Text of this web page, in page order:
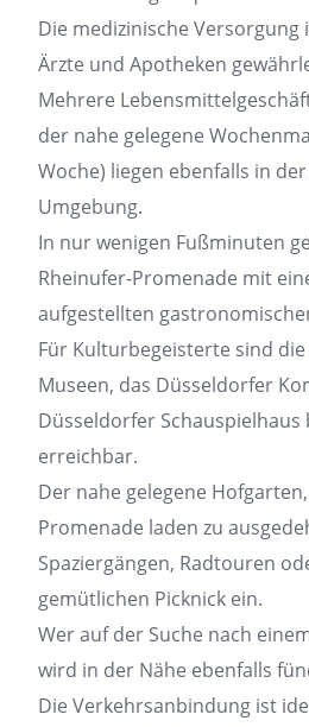
Die medizinische Versorgung
Ärzte und Apotheken
Mehrere
der nahe gelegene
Woche) liegen ebenfalls in
Umgebung.
In nur wenigen Fußminuten
Rheinufer-Promenade mit
aufgestellten
Für Kulturbegeisterte sind
Museen, das Düsseldorfer
Düsseldorfer
erreichbar.
Der nahe gelegene
Promenade laden zu
Spaziergängen, Radtouren
gemütlichen Picknick ein.
Wer auf der Suche nach
wird in der Nähe ebenfalls
Die Verkehrsanbindung ist